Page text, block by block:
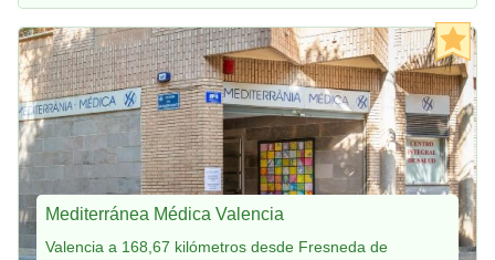
Mediterránea Médica Valencia
Valencia a 168,67 kilómetros desde Fresneda de